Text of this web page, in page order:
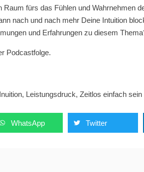
Raum fürs das Fühlen und Wahrnehmen
nach und nach mehr Deine Intuition
und Erfahrungen zu diesem
Podcastfolge.
Inuition, Leistungsdruck, Zeitlos einfach sein
WhatsApp Twitter